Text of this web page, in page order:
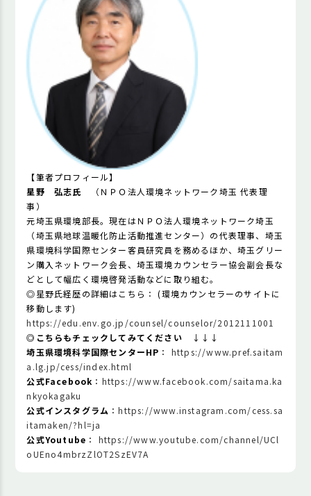
【筆者プロフィール】
星野 弘志氏 （ＮＰＯ法人環境ネットワーク埼玉 代表理
事）
元埼玉県環境部長。現在はＮＰＯ法人環境ネットワーク埼玉
（埼玉県地球温暖化防止活動推進センター）の代表理事、埼玉
県環境科学国際センター客員研究員を務めるほか、埼玉グリー
ン購入ネットワーク会長、埼玉環境カウンセラー協会副会長な
どとして幅広く環境啓発活動などに取り組む。
◎星野氏経歴の詳細はこちら： (環境カウンセラーのサイトに
移動します)
https://edu.env.go.jp/counsel/counselor/2012111001
◎こちらもチェックしてみてください ↓↓↓
埼玉県環境科学国際センターHP ： https://www.pref.saitam
a.lg.jp/cess/index.html
公式Facebook ： https://www.facebook.com/saitama.ka
nkyokagaku
公式インスタグラム ：https://www.instagram.com/cess.sa
itamaken/?hl=ja
公式Youtube ： https://www.youtube.com/channel/UCl
oUEno4mbrzZlOT2SzEV7A